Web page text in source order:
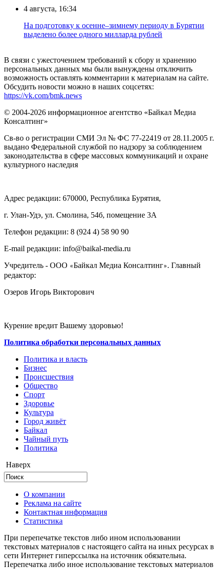
4 августа, 16:34
На подготовку к осенне–зимнему периоду в Бурятии
выделено более одного милларда рублей
В связи с ужесточением требований к сбору и хранению
персональных данных мы были вынуждены отключить
возможность оставлять комментарии к материалам на сайте.
Обсудить новости можно в наших соцсетях:
https://vk.com/bmk.news
© 2004-2026 информационное агентство «Байкал Медиа
Консалтинг»
Св-во о регистрации СМИ Эл № ФС 77-22419 от 28.11.2005 г.
выдано Федеральной службой по надзору за соблюдением
законодательства в сфере массовых коммуникаций и охране
культурного наследия
Адрес редакции: 670000, Республика Бурятия,
г. Улан-Удэ, ул. Смолина, 54б, помещение 3А
Телефон редакции: ‎‎8 (924 4) 58 90 90
E-mail редакции: info@baikal-media.ru
Учредитель - ООО «Байкал Медиа Консалтинг». Главный
редактор:
Озеров Игорь Викторович
Курение вредит Вашему здоровью!
Политика обработки персональных данных
Политика и власть
Бизнес
Происшествия
Общество
Cпорт
Здоровье
Культура
Город живёт
Байкал
Чайный путь
Политика
Наверх
О компании
Реклама на сайте
Контактная информация
Статистика
При перепечатке текстов либо ином использовании
текстовых материалов с настоящего сайта на иных ресурсах в
сети Интернет гиперссылка на источник обязательна.
Перепечатка либо иное использование текстовых материалов